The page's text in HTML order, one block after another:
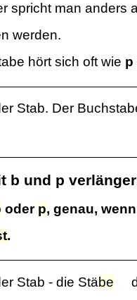
spricht man anders
werden.
hört sich oft wie p
Stab. Der
b und p
oder p, genau,
.
Stab - die Stäbe